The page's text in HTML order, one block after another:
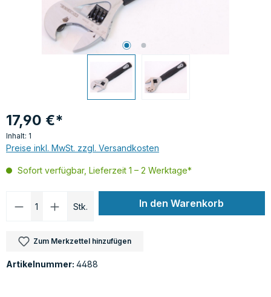
17,90 €*
Inhalt: 1
Preise inkl. MwSt. zzgl. Versandkosten
Sofort verfügbar, Lieferzeit 1 – 2 Werktage*
Produkt Anzahl: Gib den gewünschten
Stk. In den Warenkorb
Zum Merkzettel hinzufügen
Artikelnummer: 4488